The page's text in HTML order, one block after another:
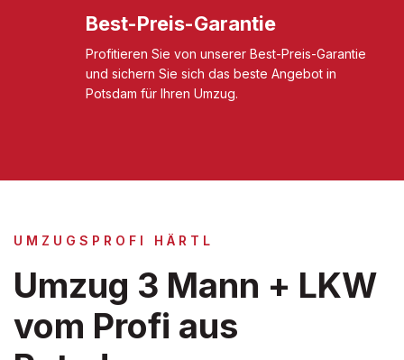
Best-Preis-Garantie
Profitieren Sie von unserer Best-Preis-Garantie
und sichern Sie sich das beste Angebot in
Potsdam für Ihren Umzug.
UMZUGSPROFI HÄRTL
Umzug 3 Mann + LKW
vom Profi aus